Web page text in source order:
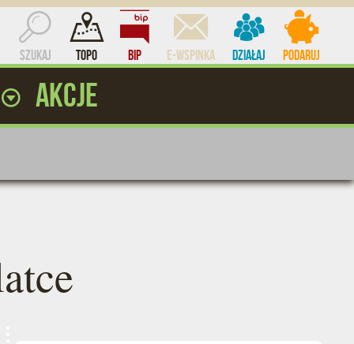
Szukaj Topo BIP e-WSPINKA Działaj Podaruj
Akcje